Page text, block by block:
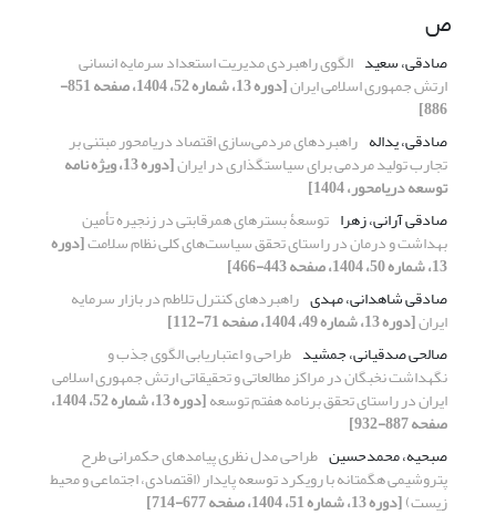
ص
صادقی، سعید الگوی راهبردی مدیریت استعداد سرمایه انسانی
ارتش جمهوری اسلامی ایران [دوره 13، شماره 52، 1404، صفحه 851-
886]
صادقی، یداله راهبردهای مردمی‌سازی اقتصاد دریامحور مبتنی بر
تجارب تولید مردمی برای سیاستگذاری در ایران [دوره 13، ویژه نامه
توسعه دریامحور، 1404]
صادقی آرانی، زهرا توسعۀ بسترهای همرقابتی در زنجیره تأمین
بهداشت و درمان در راستای تحقق سیاست‌های کلی نظام سلامت[دوره
13، شماره 50، 1404، صفحه 443-466]
صادقی شاهدانی، مهدی راهبردهای کنترل تلاطم در بازار سرمایه
ایران[دوره 13، شماره 49، 1404، صفحه 71-112]
صالحی صدقیانی، جمشید طراحی و اعتباریابی الگوی جذب و
نگهداشت نخبگان در مراکز مطالعاتی و تحقیقاتی ارتش جمهوری اسلامی
ایران در راستای تحقق برنامه هفتم توسعه [دوره 13، شماره 52، 1404،
صفحه 887-932]
صبحیه، محمدحسین طراحی مدل نظری پیامدهای حکمرانی طرح
پتروشیمی هگمتانه با رویکرد توسعه پایدار (اقتصادی، اجتماعی و محیط
زیست)[دوره 13، شماره 51، 1404، صفحه 677-714]